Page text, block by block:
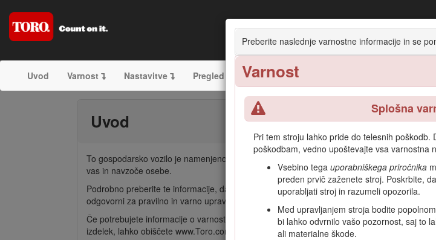
Preberite naslednje varnostne informacije in se
Varnost
Splošna
Pri tem stroju lahko pride do telesnih poškodb.
poškodbam, vedno upoštevajte vsa varnostna
Vsebino tega uporabniškega priročnika
preden prvič zaženete stroj. Poskrbite,
uporabljati stroj in razumeli opozorila.
Med upravljanjem stroja bodite
bi lahko odvrnilo vašo pozornost, saj to
ali materialne škode.
Večnamensko vozilo
Uvod Varnost Nastavitve Pregled izdelka Delovanje
Uvod
To gospodarsko vozilo je namenjeno predvsem terenski uporabi za prevoz ljudi in
vas in navzoče osebe.
Podrobno preberite te informacije, da se seznanite s pravilnim upravljanjem in
odgovorni za pravilno in varno upravljanje izdelka.
Če potrebujete informacije o varnosti izdelka in gradivo za usposabljanje za uporabo,
izdelek, lahko obiščete www.Toro.com.